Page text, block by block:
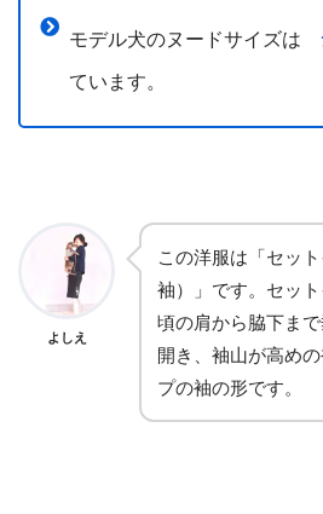
モデル犬のヌードサイズは
ています。
よしえ
この洋服は「セッ
袖）」です。セッ
頃の肩から脇下ま
開き、袖山が高め
プの袖の形です。